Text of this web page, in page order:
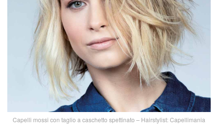
Capelli mossi con taglio a caschetto spettinato – Hairstylist: Capellimania